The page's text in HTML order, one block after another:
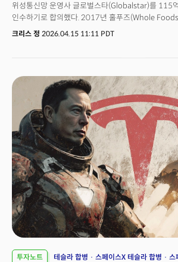
위성통신망 운영사 글로벌스타(Globalstar)를 115
인수하기로 합의했다. 2017년 홀푸즈(Whole
역사상 두 번째 규모의 빅딜을 만들어냈다.같은 시점,
하이퍼스케일급 AI 연산을 수행할 수 있는 'Space-
발표했다.AI 인프라가 지상을 벗어나 우주로의 확장
크리스 정 2026.04.15 11:11 PDT
투자노트 테슬라 합병 스페이스X 테슬라 합병 스